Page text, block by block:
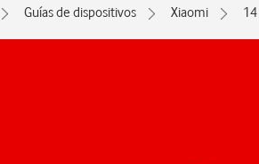
Guías de dispositivos Xiaomi 14